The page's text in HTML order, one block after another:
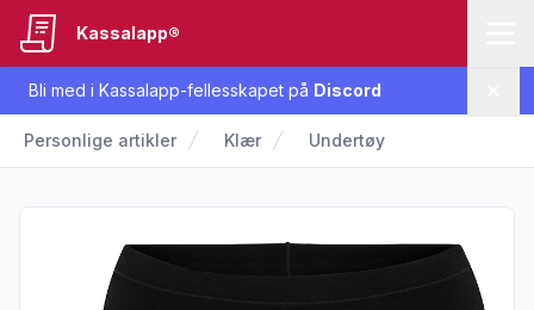
Bli med i Kassalapp-fellesskapet på Discord
Kassalapp®
Personlige artikler Klær Undertøy